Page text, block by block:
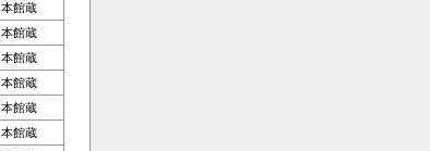
本館蔵
本館蔵
本館蔵
本館蔵
本館蔵
本館蔵